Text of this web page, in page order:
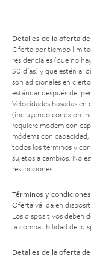
Detalles de la oferta
Oferta por tiempo
residenciales (que no
30 días) y que estén al
son adicionales en
estándar después del
Velocidades basadas en
(incluyendo conexión
requiere módem con
módems con
todos los términos y
sujetos a cambios. No
restricciones.
Términos y condiciones
Oferta válida en
Los dispositivos deben
la compatibilidad del
Detalles de la oferta